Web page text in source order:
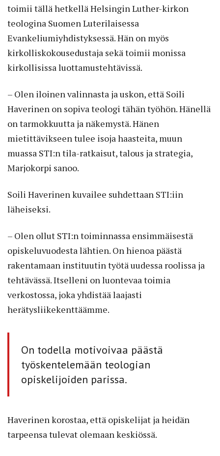
toimii tällä hetkellä Helsingin Luther-kirkon
teologina Suomen Luterilaisessa
Evankeliumiyhdistyksessä. Hän on myös
kirkolliskokousedustaja sekä toimii monissa
kirkollisissa luottamustehtävissä.
– Olen iloinen valinnasta ja uskon, että Soili
Haverinen on sopiva teologi tähän työhön. Hänellä
on tarmokkuutta ja näkemystä. Hänen
mietittävikseen tulee isoja haasteita, muun
muassa STI:n tila-ratkaisut, talous ja strategia,
Marjokorpi sanoo.
Soili Haverinen kuvailee suhdettaan STI:iin
läheiseksi.
– Olen ollut STI:n toiminnassa ensimmäisestä
opiskeluvuodesta lähtien. On hienoa päästä
rakentamaan instituutin työtä uudessa roolissa ja
tehtävässä. Itselleni on luontevaa toimia
verkostossa, joka yhdistää laajasti
herätysliikekenttäämme.
On todella motivoivaa päästä
työskentelemään teologian
opiskelijoiden parissa.
Haverinen korostaa, että opiskelijat ja heidän
tarpeensa tulevat olemaan keskiössä.